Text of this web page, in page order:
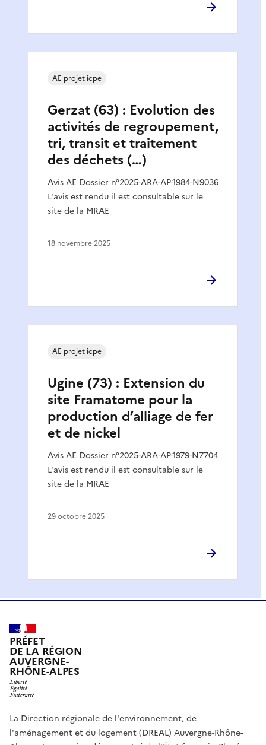
Gerzat (63) : Evolution des
activités de regroupement,
tri, transit et traitement
des déchets (…)
Avis AE Dossier n°2025-ARA-AP-1984-N9036
L'avis est rendu il est consultable sur le
site de la MRAE
AE projet icpe
18 novembre 2025
Ugine (73) : Extension du
site Framatome pour la
production d’alliage de fer
et de nickel
Avis AE Dossier n°2025-ARA-AP-1979-N7704
L'avis est rendu il est consultable sur le
site de la MRAE
AE projet icpe
29 octobre 2025
PRÉFET
DE LA RÉGION
AUVERGNE-
RHÔNE-ALPES
La Direction régionale de l'environnement, de
l'aménagement et du logement (DREAL) Auvergne-Rhône-